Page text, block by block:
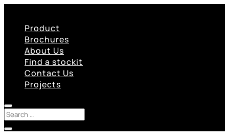
Product
Brochures
About Us
Find a stockit
Contact Us
Projects